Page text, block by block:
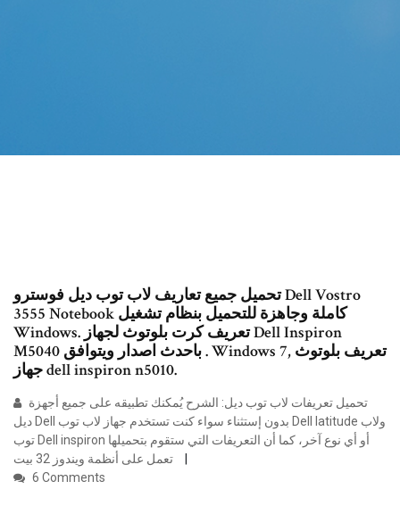
تحميل جميع تعاريف لاب توب ديل فوسترو Dell Vostro
3555 Notebook كاملة وجاهزة للتحميل بنظام تشغيل
Windows. تعريف كرت بلوتوث لجهاز Dell Inspiron
M5040 باحدث اصدار ويتوافق . Windows 7, تعريف بلوتوث
جهاز dell inspiron n5010.
ديل Dell بدون إستثناء سواء كنت تستخدم جهاز لاب توب Dell latitude ولاب
توب Dell inspiron أو أي نوع آخر، كما أن التعريفات التي ستقوم بتحميلها
6 Comments